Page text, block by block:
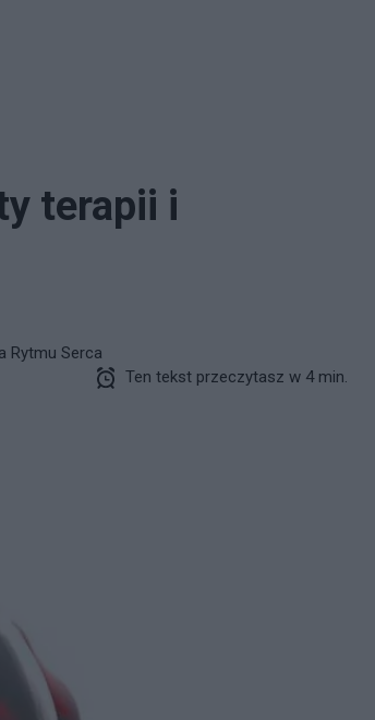
terapii i
Rytmu Serca
Ten tekst przeczytasz w 4 min.